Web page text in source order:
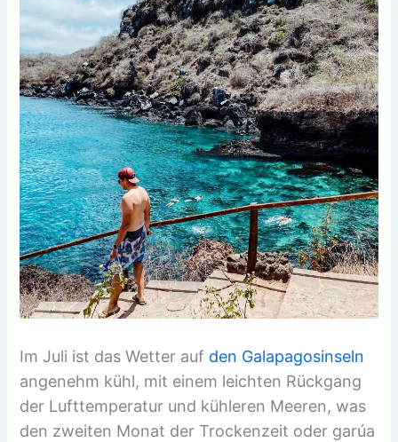
Im Juli ist das Wetter auf den Galapagosinseln
angenehm kühl, mit einem leichten Rückgang
der Lufttemperatur und kühleren Meeren, was
den zweiten Monat der Trockenzeit oder garúa